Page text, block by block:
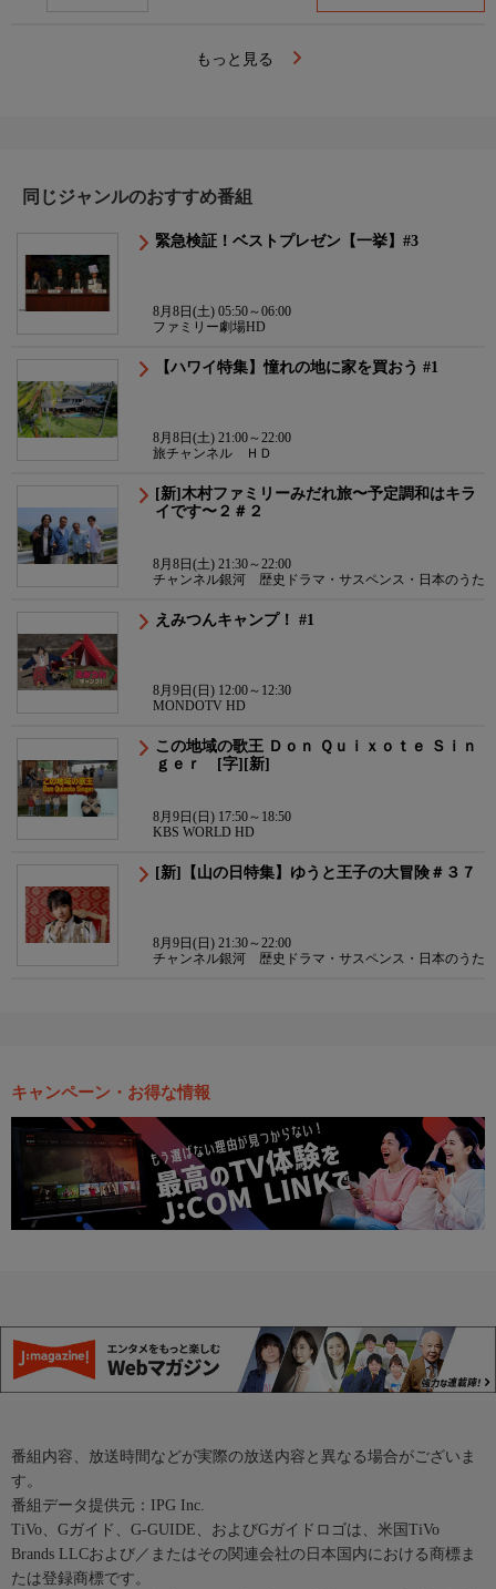
もっと見る
同じジャンルのおすすめ番組
緊急検証！ベストプレゼン【一挙】#3
8月8日(土) 05:50～06:00
ファミリー劇場HD
【ハワイ特集】憧れの地に家を買おう #1
8月8日(土) 21:00～22:00
旅チャンネル ＨＤ
[新]木村ファミリーみだれ旅〜予定調和はキラ
イです〜２＃２
8月8日(土) 21:30～22:00
チャンネル銀河 歴史ドラマ・サスペンス・日本のうた
えみつんキャンプ！ #1
8月9日(日) 12:00～12:30
MONDOTV HD
この地域の歌王 Ｄｏｎ Ｑｕｉｘｏｔｅ Ｓｉｎ
ｇｅｒ [字][新]
8月9日(日) 17:50～18:50
KBS WORLD HD
[新]【山の日特集】ゆうと王子の大冒険＃３７
8月9日(日) 21:30～22:00
チャンネル銀河 歴史ドラマ・サスペンス・日本のうた
キャンペーン・お得な情報
番組内容、放送時間などが実際の放送内容と異なる場合がございま
す。
番組データ提供元：IPG Inc.
TiVo、Gガイド、G-GUIDE、およびGガイドロゴは、米国TiVo
Brands LLCおよび／またはその関連会社の日本国内における商標ま
たは登録商標です。